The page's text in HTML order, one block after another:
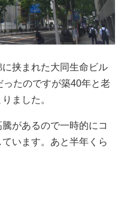
挟まれた大同生命ビル
たのですが築40年と老
ました。
があるので一時的にコ
います。あと半年くら